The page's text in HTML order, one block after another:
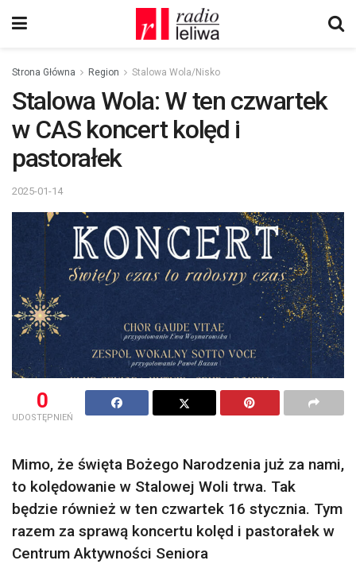
Strona Główna Region Stalowa Wola/Nisko
Stalowa Wola: W ten czwartek
w CAS koncert kolęd i
pastorałek
2025-01-14
0
UDOSTĘPNIEŃ
Mimo, że święta Bożego Narodzenia już za nami,
to kolędowanie w Stalowej Woli trwa. Tak
będzie również w ten czwartek 16 stycznia. Tym
razem za sprawą koncertu kolęd i pastorałek w
Centrum Aktywności Seniora